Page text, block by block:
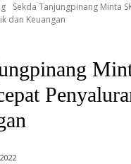
Sekda Tanjungpinang Minta
dan Keuangan